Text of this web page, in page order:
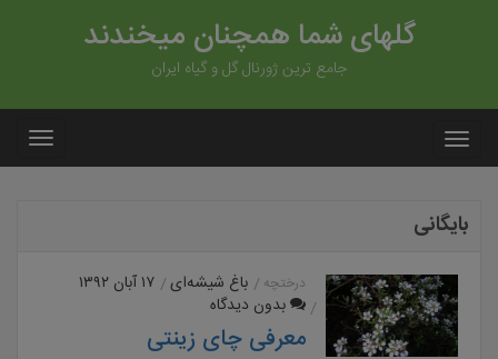
گلهای شما همچنان میخندند
جامع ترین ژورنال گل و گیاه ایران
بایگانی
درختچه باغ شیشه‌ای ۱۷ آبان ۱۳۹۲
بدون دیدگاه
معرفی چای زینتی